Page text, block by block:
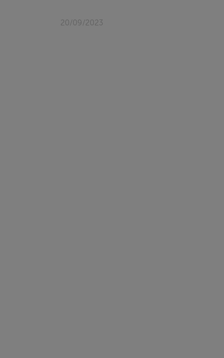
20/09/2023